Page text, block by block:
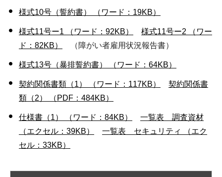
様式10号（誓約書） （ワード：19KB）
様式11号ー1 （ワード：92KB）
様式11号ー2 （ワー
ド：82KB）
（障がい者雇用状況報告書）
様式13号（暴排誓約書） （ワード：64KB）
契約関係書類（1） （ワード：117KB）
契約関係書
類（2） （PDF：484KB）
仕様書（1） （ワード：84KB）
一覧表 調査資材
（エクセル：39KB）
一覧表 セキュリティ （エク
セル：33KB）